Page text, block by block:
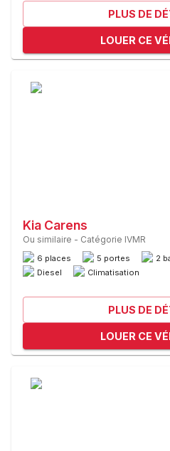
PLUS DE
LOUER CE
Kia Carens
Ou similaire - Catégorie IVMR
6 places 5 portes 2
Diesel
Climatisation
PLUS DE
LOUER CE